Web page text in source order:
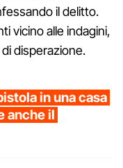
il delitto.
vicino alle indagini,
disperazione.
in una casa
anche il